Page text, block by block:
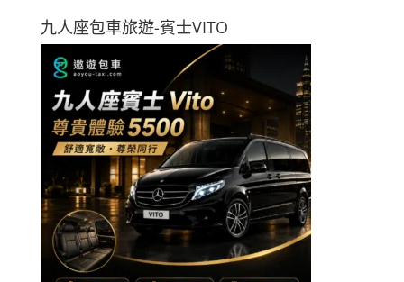
九人座包車旅遊-賓士VITO